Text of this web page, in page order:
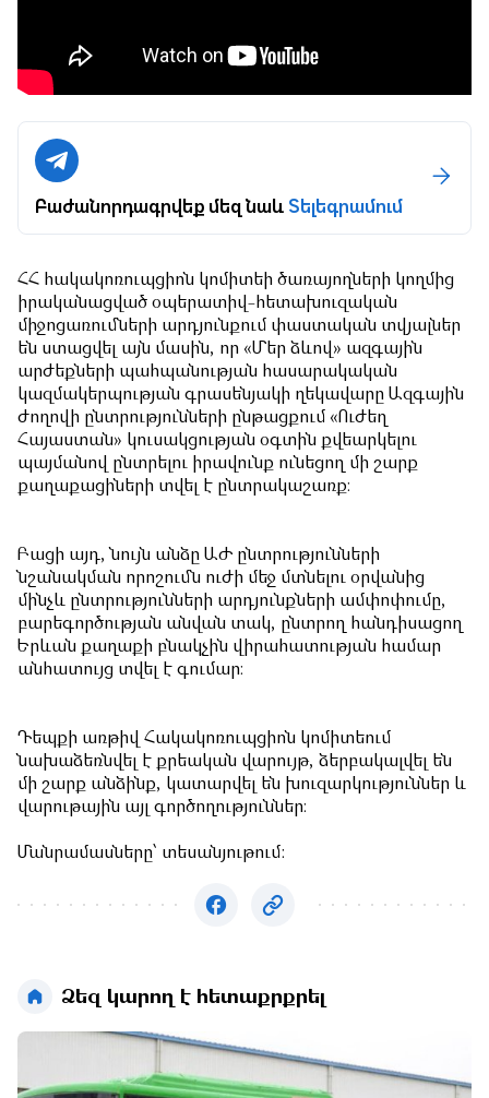
Բաժանորդագրվեք մեզ նաևՏելեգրամում
ՀՀ հակակոռուպցիոն կոմիտեի ծառայողների կողմից
իրականացված օպերատիվ-հետախուզական
միջոցառումների արդյունքում փաստական տվյալներ
են ստացվել այն մասին, որ «Մեր ձևով» ազգային
արժեքների պահպանության հասարակական
կազմակերպության գրասենյակի ղեկավարը Ազգային
ժողովի ընտրությունների ընթացքում «Ուժեղ
Հայաստան» կուսակցության օգտին քվեարկելու
պայմանով ընտրելու իրավունք ունեցող մի շարք
քաղաքացիների տվել է ընտրակաշառք։
Բացի այդ, նույն անձը ԱԺ ընտրությունների
նշանակման որոշումն ուժի մեջ մտնելու օրվանից
մինչև ընտրությունների արդյունքների ամփոփումը,
բարեգործության անվան տակ, ընտրող հանդիսացող
Երևան քաղաքի բնակչին վիրահատության համար
անհատույց տվել է գումար։
Դեպքի առթիվ Հակակոռուպցիոն կոմիտեում
նախաձեռնվել է քրեական վարույթ, ձերբակալվել են
մի շարք անձինք, կատարվել են խուզարկություններ և
վարութային այլ գործողություններ։
Մանրամասները՝ տեսանյութում:
Ձեզ կարող է հետաքրքրել